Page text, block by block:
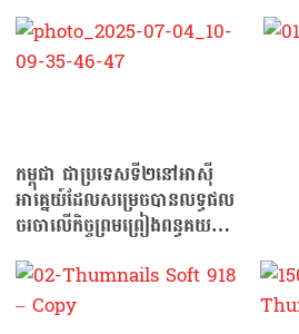
កម្ពុជា ជាប្រទេសទី២នៅអាស៊ី
អាគ្នេយ៍ដែលសម្រេចបានលទ្ធផល
ចរចាលើកិច្ចព្រមព្រៀងពន្ធគយ